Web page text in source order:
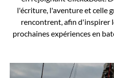
l'écriture, l'aventure et celle
rencontrent, afin d'inspirer
prochaines expériences en